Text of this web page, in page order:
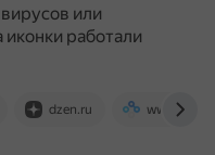
или
иконки работали
dzen.ru